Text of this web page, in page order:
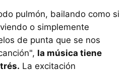
pulmón, bailando como si
o simplemente
de punta que se nos
la música tiene
La excitación